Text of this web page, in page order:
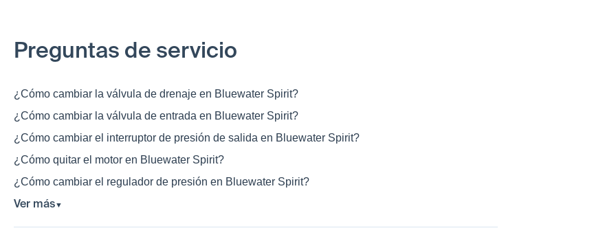
Preguntas de servicio
¿Cómo cambiar la válvula de drenaje en Bluewater Spirit?
¿Cómo cambiar la válvula de entrada en Bluewater Spirit?
¿Cómo cambiar el interruptor de presión de salida en Bluewater Spirit?
¿Cómo quitar el motor en Bluewater Spirit?
¿Cómo cambiar el regulador de presión en Bluewater Spirit?
Ver más▼